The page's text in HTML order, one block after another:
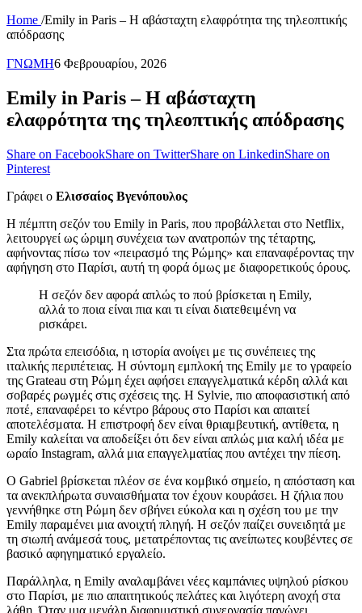
Home /Emily in Paris – Η αβάσταχτη ελαφρότητα της τηλεοπτικής
απόδρασης
ΓΝΩΜΗ6 Φεβρουαρίου, 2026
Emily in Paris – Η αβάσταχτη
ελαφρότητα της τηλεοπτικής απόδρασης
Share on FacebookShare on TwitterShare on LinkedinShare on
Pinterest
Γράφει ο Ελισσαίος Βγενόπουλος
Η πέμπτη σεζόν του Emily in Paris, που προβάλλεται στο Netflix,
λειτουργεί ως ώριμη συνέχεια των ανατροπών της τέταρτης,
αφήνοντας πίσω τον «πειρασμό της Ρώμης» και επαναφέροντας την
αφήγηση στο Παρίσι, αυτή τη φορά όμως με διαφορετικούς όρους.
Η σεζόν δεν αφορά απλώς το πού βρίσκεται η Emily,
αλλά το ποια είναι πια και τι είναι διατεθειμένη να
ρισκάρει.
Στα πρώτα επεισόδια, η ιστορία ανοίγει με τις συνέπειες της
ιταλικής περιπέτειας. Η σύντομη εμπλοκή της Emily με το γραφείο
της Grateau στη Ρώμη έχει αφήσει επαγγελματικά κέρδη αλλά και
σοβαρές ρωγμές στις σχέσεις της. Η Sylvie, πιο αποφασιστική από
ποτέ, επαναφέρει το κέντρο βάρους στο Παρίσι και απαιτεί
αποτελέσματα. Η επιστροφή δεν είναι θριαμβευτική, αντίθετα, η
Emily καλείται να αποδείξει ότι δεν είναι απλώς μια καλή ιδέα με
ωραίο Instagram, αλλά μια επαγγελματίας που αντέχει την πίεση.
Ο Gabriel βρίσκεται πλέον σε ένα κομβικό σημείο, η απόσταση και
τα ανεκπλήρωτα συναισθήματα τον έχουν κουράσει. Η ζήλια που
γεννήθηκε στη Ρώμη δεν σβήνει εύκολα και η σχέση του με την
Emily παραμένει μια ανοιχτή πληγή. Η σεζόν παίζει συνειδητά με
τη σιωπή ανάμεσά τους, μετατρέποντας τις ανείπωτες κουβέντες σε
βασικό αφηγηματικό εργαλείο.
Παράλληλα, η Emily αναλαμβάνει νέες καμπάνιες υψηλού ρίσκου
στο Παρίσι, με πιο απαιτητικούς πελάτες και λιγότερη ανοχή στα
λάθη. Όταν μια μεγάλη διαφημιστική συνεργασία παγώνει